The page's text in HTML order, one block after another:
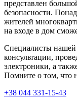
представлен
безопасности.
жителей
на входе в дом
Специалисты нашей
консультации,
электроники, а
Помните о том, что
+38 044 331-15-43